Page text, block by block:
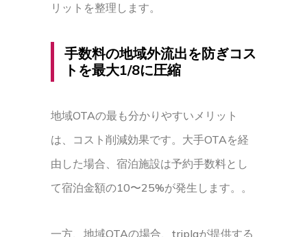
リットを整理します。
手数料の地域外流出を防ぎコス
トを最大1/8に圧縮
地域OTAの最も分かりやすいメリット
は、コスト削減効果です。大手OTAを経
由した場合、宿泊施設は予約手数料とし
て宿泊金額の10〜25%が発生します。。
一方、地域OTAの場合、triplaが提供する